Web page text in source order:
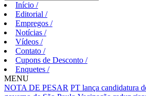
Início /
Editorial /
Empregos /
Notícias /
Vídeos /
Contato /
Cupons de Desconto /
Enquetes /
MENU
NOTA DE PESAR PT lança candidatura